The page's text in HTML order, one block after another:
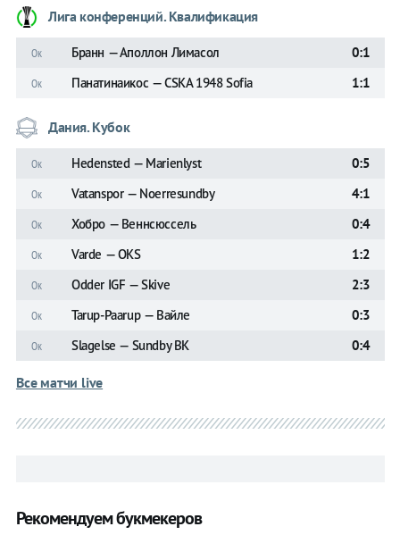
Лига конференций. Квалификация
Ок Бранн — Аполлон Лимасол 0:1
Ок Панатинаикос — CSKA 1948 Sofia 1:1
Дания. Кубок
Ок Hedensted — Marienlyst 0:5
Ок Vatanspor — Noerresundby 4:1
Ок Хобро — Веннсюссель 0:4
Ок Varde — OKS 1:2
Ок Odder IGF — Skive 2:3
Ок Tarup-Paarup — Вайле 0:3
Ок Slagelse — Sundby BK 0:4
Все матчи live
Рекомендуем букмекеров